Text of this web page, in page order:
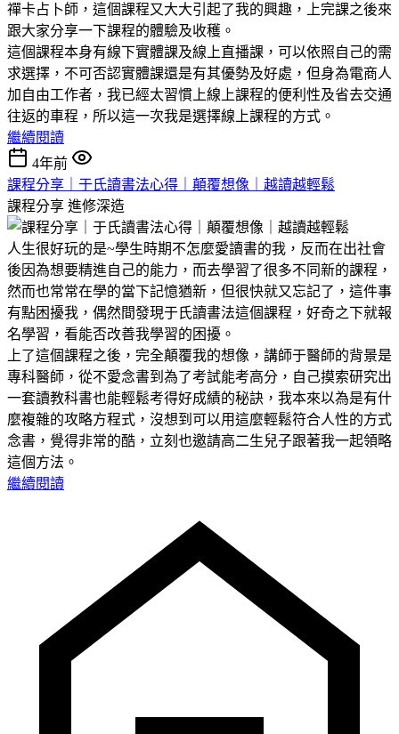
禪卡占卜師，這個課程又大大引起了我的興趣，上完課之後來
跟大家分享一下課程的體驗及收穫。
這個課程本身有線下實體課及線上直播課，可以依照自己的需
求選擇，不可否認實體課還是有其優勢及好處，但身為電商人
加自由工作者，我已經太習慣上線上課程的便利性及省去交通
往返的車程，所以這一次我是選擇線上課程的方式。
繼續閱讀
4年前
課程分享｜于氏讀書法心得｜顛覆想像｜越讀越輕鬆
課程分享 進修深造
人生很好玩的是~學生時期不怎麼愛讀書的我，反而在出社會
後因為想要精進自己的能力，而去學習了很多不同新的課程，
然而也常常在學的當下記憶猶新，但很快就又忘記了，這件事
有點困擾我，偶然間發現于氏讀書法這個課程，好奇之下就報
名學習，看能否改善我學習的困擾。
上了這個課程之後，完全顛覆我的想像，講師于醫師的背景是
專科醫師，從不愛念書到為了考試能考高分，自己摸索研究出
一套讀教科書也能輕鬆考得好成績的秘訣，我本來以為是有什
麼複雜的攻略方程式，沒想到可以用這麼輕鬆符合人性的方式
念書，覺得非常的酷，立刻也邀請高二生兒子跟著我一起領略
這個方法。
繼續閱讀